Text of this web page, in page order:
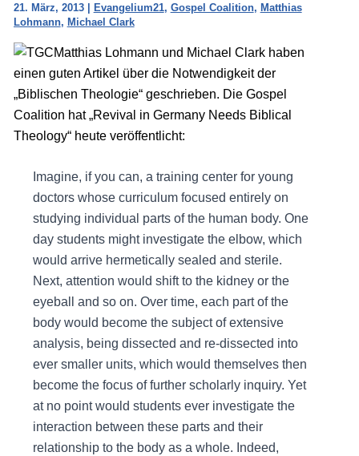
21. März, 2013 | Evangelium21, Gospel Coalition, Matthias
Lohmann, Michael Clark
Matthias Lohmann und Michael Clark haben
einen guten Artikel über die Notwendigkeit der
„Biblischen Theologie“ geschrieben. Die Gospel
Coalition hat „Revival in Germany Needs Biblical
Theology“ heute veröffentlicht:
Imagine, if you can, a training center for young
doctors whose curriculum focused entirely on
studying individual parts of the human body. One
day students might investigate the elbow, which
would arrive hermetically sealed and sterile.
Next, attention would shift to the kidney or the
eyeball and so on. Over time, each part of the
body would become the subject of extensive
analysis, being dissected and re-dissected into
ever smaller units, which would themselves then
become the focus of further scholarly inquiry. Yet
at no point would students ever investigate the
interaction between these parts and their
relationship to the body as a whole. Indeed,